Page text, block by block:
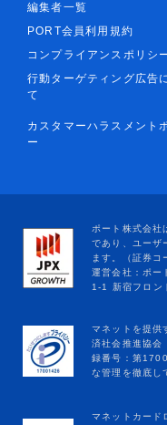
編集者一覧
PORT会員利用規約
コンプライアンスポリシ
行動ターゲティング広告
て
カスタマーハラスメント
ー
マネットカード